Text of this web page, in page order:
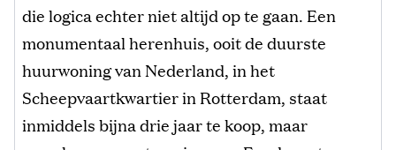
die logica echter niet altijd op te gaan. Een
monumentaal herenhuis, ooit de duurste
huurwoning van Nederland, in het
Scheepvaartkwartier in Rotterdam, staat
inmiddels bijna drie jaar te koop, maar